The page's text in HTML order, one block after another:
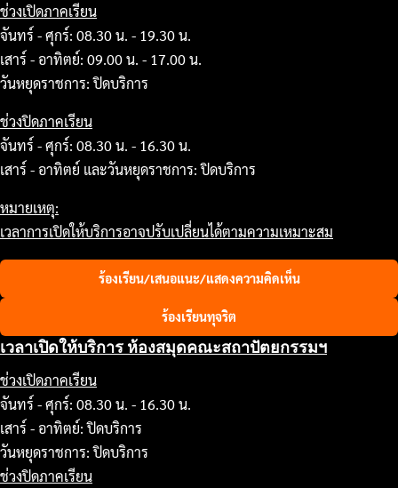
ช่วงเปิดภาคเรียน
จันทร์ - ศุกร์: 08.30 น. - 19.30 น.
เสาร์ - อาทิตย์: 09.00 น. - 17.00 น.
วันหยุดราชการ: ปิดบริการ
ช่วงปิดภาคเรียน
จันทร์ - ศุกร์: 08.30 น. - 16.30 น.
เสาร์ - อาทิตย์ และวันหยุดราชการ: ปิดบริการ
หมายเหตุ:
เวลาการเปิดให้บริการอาจปรับเปลี่ยนได้ตามความเหมาะสม
ร้องเรียน/เสนอแนะ/แสดงความคิดเห็น
ร้องเรียนทุจริต
เวลาเปิดให้บริการ ห้องสมุดคณะสถาปัตยกรรมฯ
ช่วงเปิดภาคเรียน
จันทร์ - ศุกร์: 08.30 น. - 16.30 น.
เสาร์ - อาทิตย์: ปิดบริการ
วันหยุดราชการ: ปิดบริการ
ช่วงปิดภาคเรียน